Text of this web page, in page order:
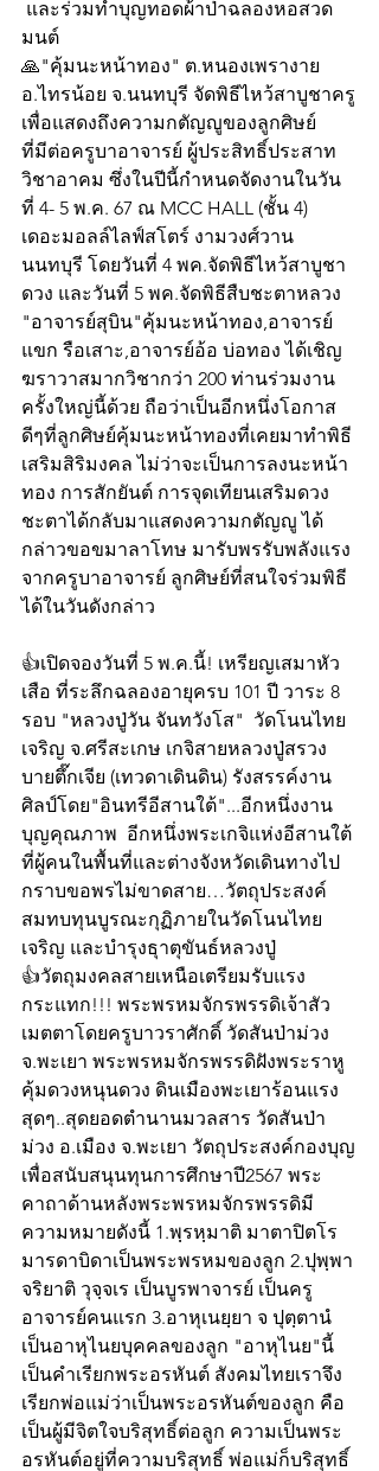
มนต์
🙏"คุ้มนะหน้าทอง" ต.หนองเพรางาย
อ.ไทรน้อย จ.นนทบุรี จัดพิธีไหว้สาบูชาครู
เพื่อแสดงถึงความกตัญญูของลูกศิษย์
ที่มีต่อครูบาอาจารย์ ผู้ประสิทธิ์ประสาท
วิชาอาคม ซึ่งในปีนี้กำหนดจัดงานในวัน
ที่ 4- 5 พ.ค. 67 ณ MCC HALL (ชั้น 4)
เดอะมอลล์ไลฟ์สโตร์ งามวงศ์วาน
นนทบุรี โดยวันที่ 4 พค.จัดพิธีไหว้สาบูชา
ดวง และวันที่ 5 พค.จัดพิธีสืบชะตาหลวง
"อาจารย์สุบิน"คุ้มนะหน้าทอง,อาจารย์
แขก รือเสาะ,อาจารย์อ้อ บ่อทอง ได้เชิญ
ฆราวาสมากวิชากว่า 200 ท่านร่วมงาน
ครั้งใหญ่นี้ด้วย ถือว่าเป็นอีกหนึ่งโอกาส
ดีๆที่ลูกศิษย์คุ้มนะหน้าทองที่เคยมาทำพิธี
เสริมสิริมงคล ไม่ว่าจะเป็นการลงนะหน้า
ทอง การสักยันต์ การจุดเทียนเสริมดวง
ชะตาได้กลับมาแสดงความกตัญญู ได้
กล่าวขอขมาลาโทษ มารับพรรับพลังแรง
จากครูบาอาจารย์ ลูกศิษย์ที่สนใจร่วมพิธี
ได้ในวันดังกล่าว
👍เปิดจองวันที่ 5 พ.ค.นี้! เหรียญเสมาหัว
เสือ ที่ระลึกฉลองอายุครบ 101 ปี วาระ 8
รอบ "หลวงปู่วัน จันทวังโส"  วัดโนนไทย
เจริญ จ.ศรีสะเกษ เกจิสายหลวงปู่สรวง
บายตึ๊กเจีย (เทวดาเดินดิน) รังสรรค์งาน
ศิลป์โดย"อินทรีอีสานใต้"...อีกหนึ่งงาน
บุญคุณภาพ  อีกหนึ่งพระเกจิแห่งอีสานใต้
ที่ผู้คนในพื้นที่และต่างจังหวัดเดินทางไป
กราบขอพรไม่ขาดสาย…วัตถุประสงค์
สมทบทุนบูรณะกุฏิภายในวัดโนนไทย
เจริญ และบำรุงธุาตุขันธ์หลวงปู่
👍วัตถุมงคลสายเหนือเตรียมรับแรง
กระแทก!!! พระพรหมจักรพรรดิเจ้าสัว
เมตตาโดยครูบาวราศักดิ์ วัดสันป่าม่วง
จ.พะเยา พระพรหมจักรพรรดิฝังพระราหู
คุ้มดวงหนุนดวง ดินเมืองพะเยาร้อนแรง
สุดๆ..สุดยอดตำนานมวลสาร วัดสันป่า
ม่วง อ.เมือง จ.พะเยา วัตถุประสงค์กองบุญ
เพื่อสนับสนุนทุนการศึกษาปี2567 พระ
คาถาด้านหลังพระพรหมจักรพรรดิมี
ความหมายดังนี้ 1.พฺรหฺมาติ มาตาปิตโร
มารดาบิดาเป็นพระพรหมของลูก 2.ปุพฺพา
จริยาติ วุจฺจเร เป็นบูรพาจารย์ เป็นครู
อาจารย์คนแรก 3.อาหุเนยฺยา จ ปุตฺตานํ
เป็นอาหุไนยบุคคลของลูก "อาหุไนย"นี้
เป็นคำเรียกพระอรหันต์ สังคมไทยเราจึง
เรียกพ่อแม่ว่าเป็นพระอรหันต์ของลูก คือ
เป็นผู้มีจิตใจบริสุทธิ์ต่อลูก ความเป็นพระ
อรหันต์อยู่ที่ความบริสุทธิ์ พ่อแม่ก็บริสุทธิ์